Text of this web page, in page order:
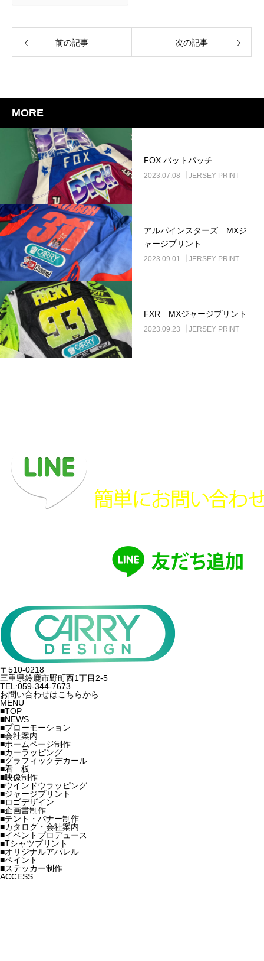
前の記事 次の記事
MORE
FOX バットパッチ
2023.07.08 JERSEY PRINT
アルパインスターズ MXジ
ャージプリント
2023.09.01 JERSEY PRINT
FXR MXジャージプリント
2023.09.23 JERSEY PRINT
〒510-0218
三重県鈴鹿市野町西1丁目2-5
TEL:059-344-7673
お問い合わせはこちらから
MENU
■TOP
■NEWS
■プローモーション
■会社案内
■ホームページ制作
■カーラッピング
■グラフィックデカール
■看 板
■映像制作
■ウインドウラッピング
■ジャージプリント
■ロゴデザイン
■企画書制作
■テント・バナー制作
■カタログ・会社案内
■イベントプロデュース
■Tシャツプリント
■オリジナルアパレル
■ペイント
■ステッカー制作
ACCESS